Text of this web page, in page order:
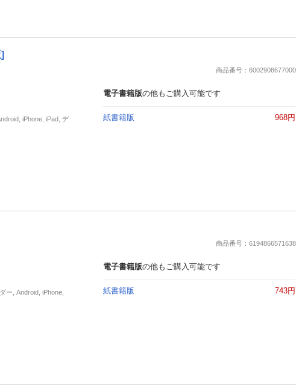
商品番号：6002908677000
iPhone, iPad, デ
電子書籍版の他もご購入可能です
紙書籍版 968円
商品番号：6194866571638
ー, Android, iPhone,
電子書籍版の他もご購入可能です
紙書籍版 743円